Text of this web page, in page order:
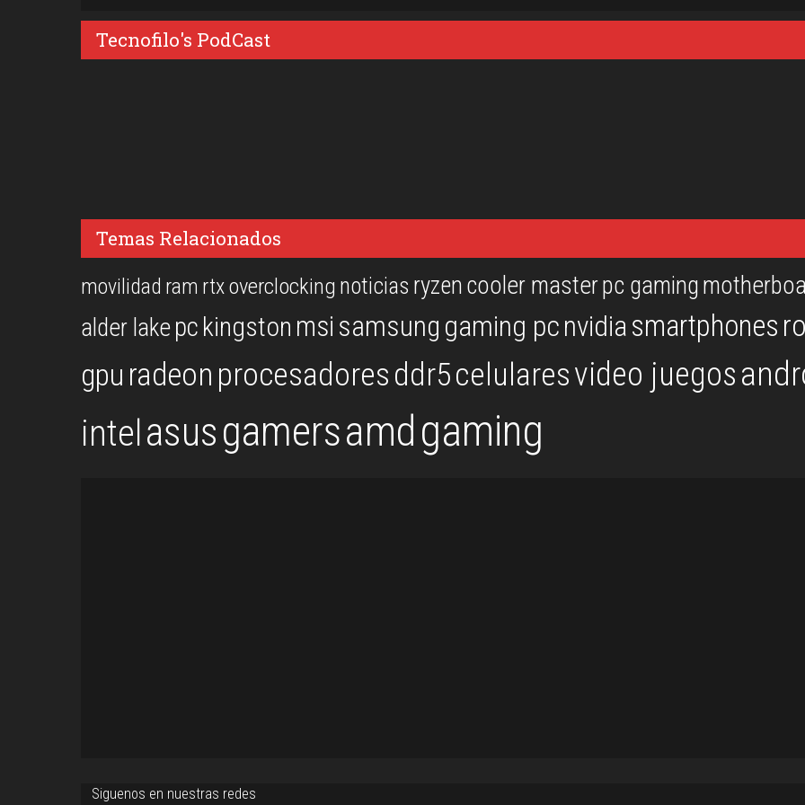
Tecnofilo's PodCast
Temas Relacionados
movilidad ram rtxoverclocking noticias ryzencooler masterpc gaming
alder lakepc kingston msi samsung gaming pcnvidiasmartphones
gpu radeon procesadoresddr5celularesvideo juegos
intelasusgamersamdgaming
Siguenos en nuestras redes